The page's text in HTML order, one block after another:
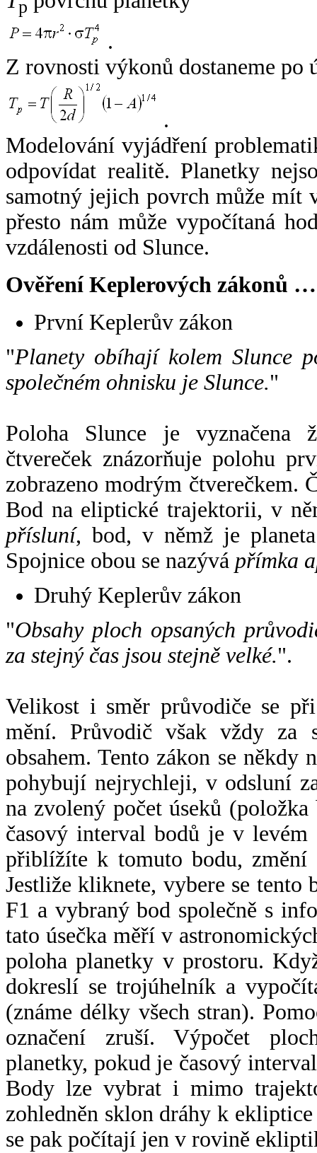
p
.
Z rovnosti výkonů dostaneme po
.
Modelování vyjádření
odpovídat realitě. Planetky
samotný jejich povrch může mít
přesto nám může vypočítaná
vzdálenosti od Slunce.
Ověření Keplerových zákonů …
První Keplerův zákon
"Planety obíhají kolem Slunce
společném ohnisku je Slunce."
Poloha Slunce je vyznačena
čtvereček znázorňuje polohu
zobrazeno modrým čtverečkem.
Bod na eliptické trajektorii, v
přísluní, bod, v němž je
Spojnice obou se nazývá přímka
Druhý Keplerův zákon
"Obsahy ploch opsaných
za stejný čas jsou stejně velké.".
Velikost i směr průvodiče se
mění. Průvodič však vždy za
obsahem. Tento zákon se někdy
pohybují nejrychleji, v odsluní
na zvolený počet úseků
časový interval bodů je v
přiblížíte k tomuto bodu,
Jestliže kliknete, vybere se tento
F1 a vybraný bod společně s
tato úsečka měří v
poloha planetky v prostoru.
dokreslí se trojúhelník a
(známe délky všech stran).
označení zruší. Výpočet
planetky, pokud je časový
Body lze vybrat i mimo
zohledněn sklon dráhy k
se pak počítají jen v rovině